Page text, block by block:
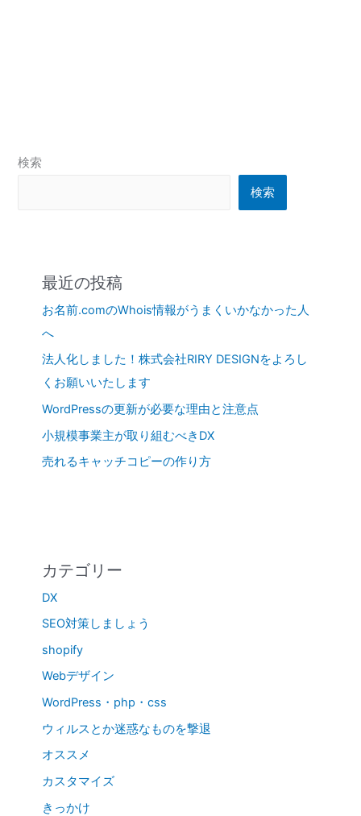
検索
検索
最近の投稿
お名前.comのWhois情報がうまくいかなかった人
へ
法人化しました！株式会社RIRY DESIGNをよろし
くお願いいたします
WordPressの更新が必要な理由と注意点
小規模事業主が取り組むべきDX
売れるキャッチコピーの作り方
カテゴリー
DX
SEO対策しましょう
shopify
Webデザイン
WordPress・php・css
ウィルスとか迷惑なものを撃退
オススメ
カスタマイズ
きっかけ